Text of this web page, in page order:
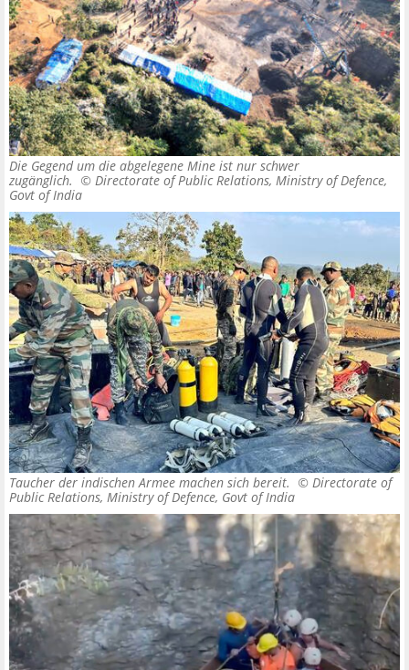
Die Gegend um die abgelegene Mine ist nur schwer
zugänglich. © Directorate of Public Relations, Ministry of Defence,
Govt of India
Taucher der indischen Armee machen sich bereit. © Directorate of
Public Relations, Ministry of Defence, Govt of India